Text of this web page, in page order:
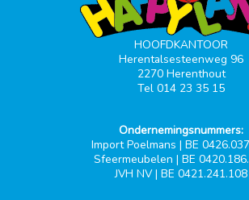
HOOFDKANTOOR
Herentalsesteenweg 96
2270 Herenthout
Tel 014 23 35 15
Ondernemingsnummers:
Import Poelmans | BE
Sfeermeubelen | BE
JVH NV | BE 0421.241.108